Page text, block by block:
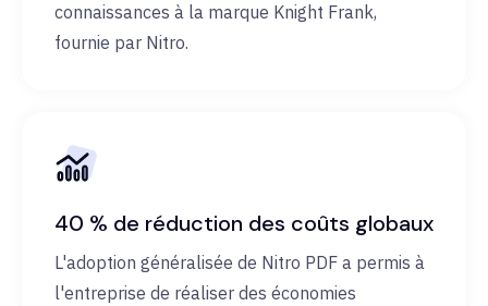
connaissances à la marque Knight Frank,
fournie par Nitro.
40 % de réduction des coûts globaux
L'adoption généralisée de Nitro PDF a permis à
l'entreprise de réaliser des économies